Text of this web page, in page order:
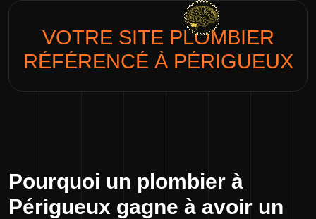
VOTRE SITE PLOMBIER
RÉFÉRENCÉ À PÉRIGUEUX
Pourquoi un plombier à
Périgueux gagne à avoir un